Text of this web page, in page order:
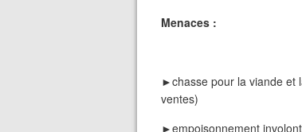
Menaces :
►chasse pour la viande et
ventes)
►empoisonnement